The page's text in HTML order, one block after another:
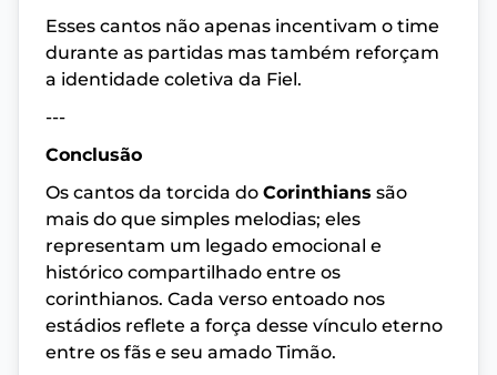
Esses cantos não apenas incentivam o time
durante as partidas mas também reforçam
a identidade coletiva da Fiel.
---
Conclusão
Os cantos da torcida do Corinthians são
mais do que simples melodias; eles
representam um legado emocional e
histórico compartilhado entre os
corinthianos. Cada verso entoado nos
estádios reflete a força desse vínculo eterno
entre os fãs e seu amado Timão.